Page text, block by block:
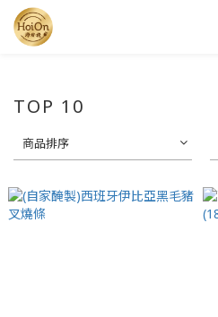
TOP 10
商品排序